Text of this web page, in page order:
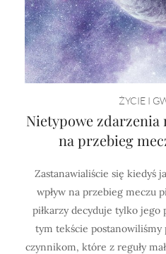
ŻYCIE I
Nietypowe zdarzenia
na przebieg
Zastanawialiście się kiedyś
wpływ na przebieg meczu
piłkarzy decyduje tylko jego
tym tekście
czynnikom, które z reguły